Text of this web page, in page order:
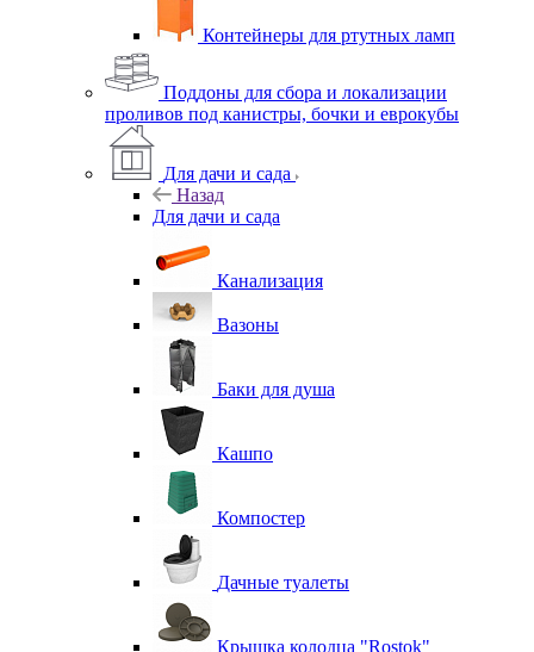
Контейнеры для ртутных ламп
Поддоны для сбора и локализации
проливов под канистры, бочки и еврокубы
Для дачи и сада
Назад
Для дачи и сада
Канализация
Вазоны
Баки для душа
Кашпо
Компостер
Дачные туалеты
Крышка колодца "Rostok"